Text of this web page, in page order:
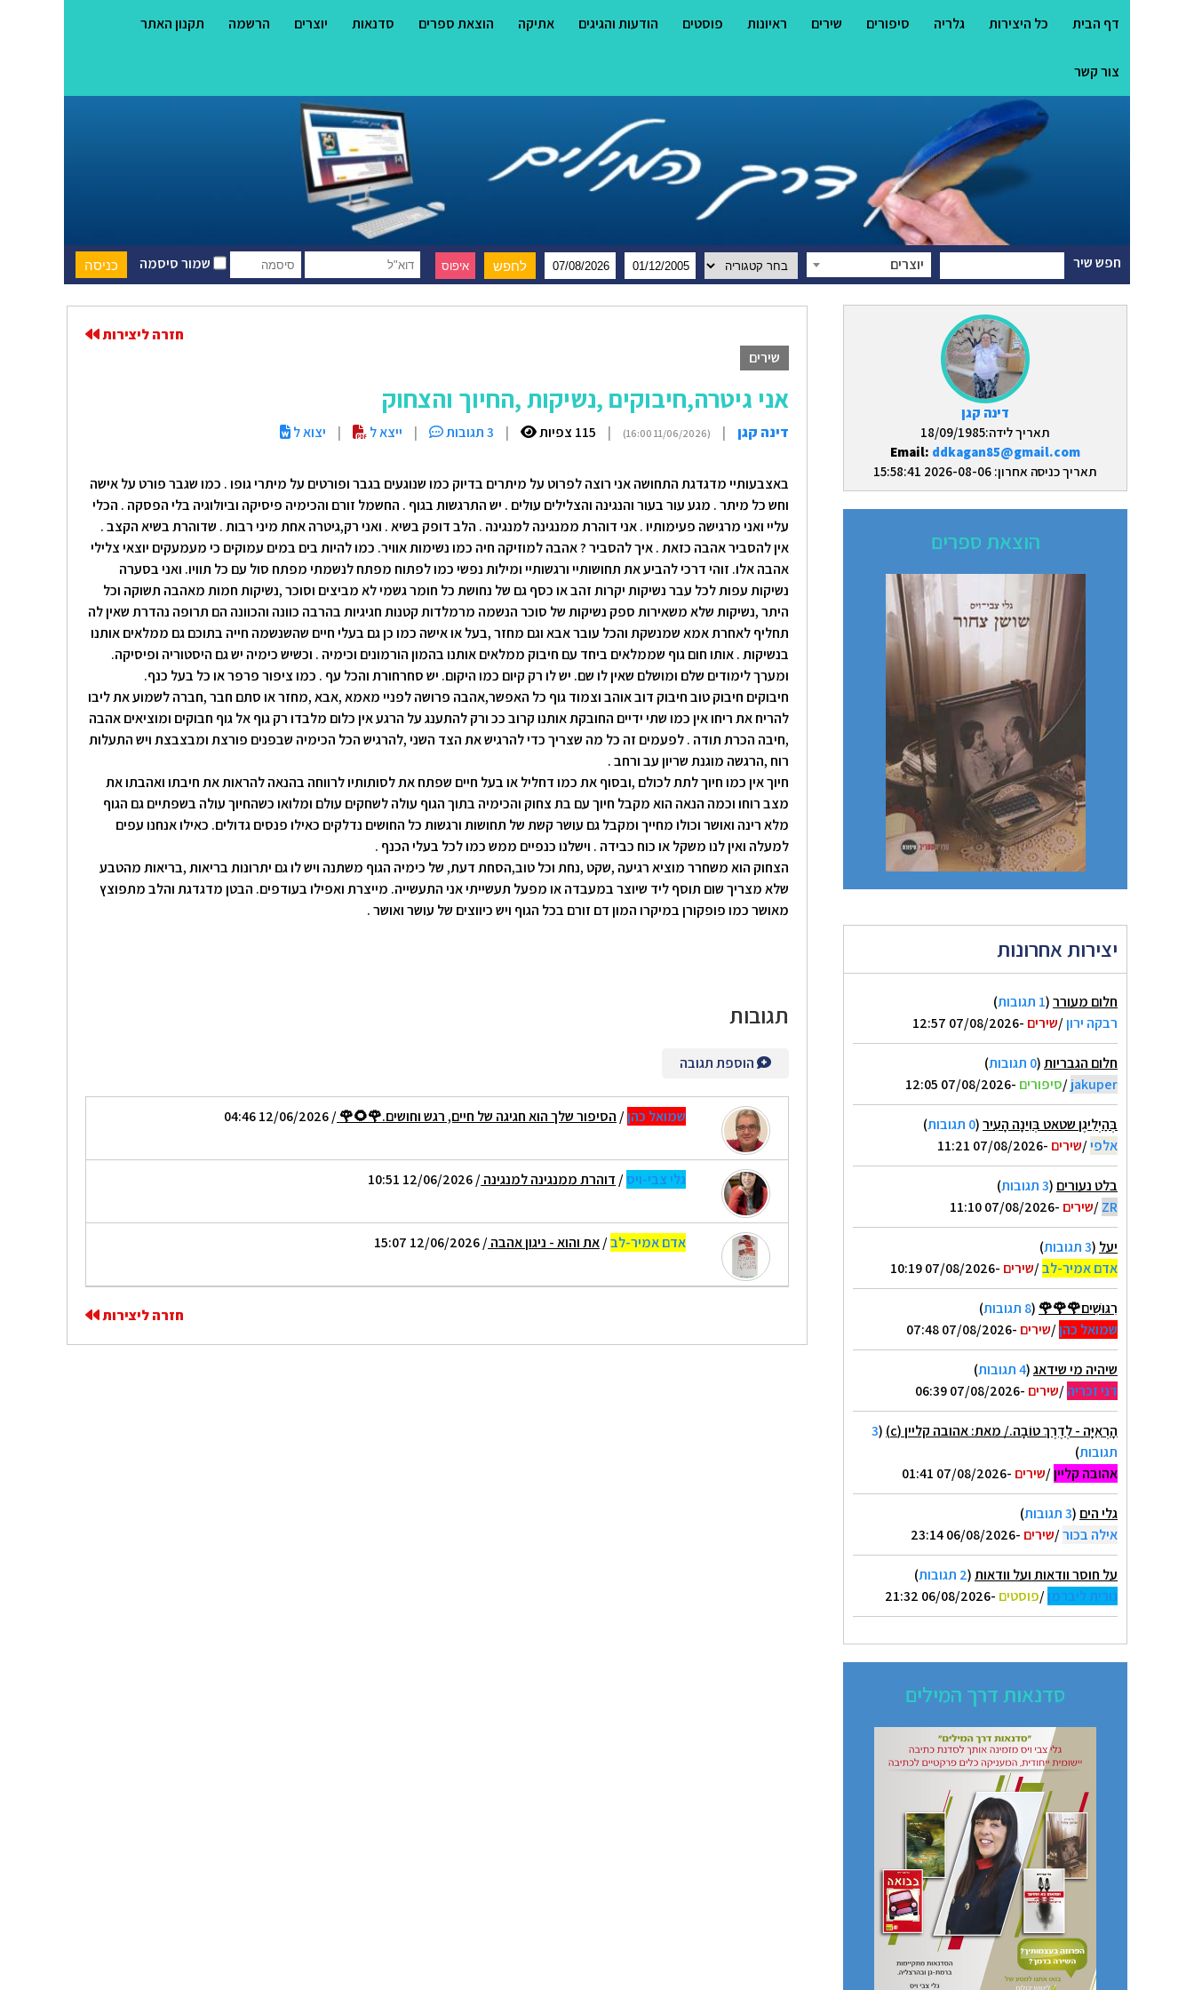
דף הבית כל היצירות גלריה סיפורים שירים ראיונות פוסטים הודעות והגיגים אתיקה הוצאת ספרים סדנאות יוצרים הרשמה תקנון האתר
צור קשר
שמור סיסמה חפש שיר יוצרים
דינה קגן
תאריך לידה:18/09/1985
Email: ddkagan85@gmail.com
תאריך כניסה אחרון: 2026-08-06 15:58:41
הוצאת ספרים
יצירות אחרונות
חלום מעורר(1 תגובות
)
רבקה ירון/שירים -07/08/2026 12:57
חלום הגבריות(0 תגובות
)
jakuper
/סיפורים -07/08/2026 12:05
בְּהַיְלִיגֶן שטאט בְּוִינָה הָעִיר(0 תגובות
)
אלפי/שירים -07/08/2026 11:21
בלט נעורים (3 תגובות
)
ZR
/שירים -07/08/2026 11:10
יעל (3 תגובות
)
אדם אמיר-לב/שירים -07/08/2026 10:19
רִגּוּשִׁים🌹🌹🌹 (8 תגובות
)
שמואל כהן/שירים -07/08/2026 07:48
שיהיה מי שידאג(4 תגובות
)
דני זכריה/שירים -07/08/2026 06:39
הָרְאִיָּה - לְדֶרֶךְ טוֹבָה./ מאת: אהובה קליין (c) (
3
תגובות)
אהובה קליין/שירים -07/08/2026 01:41
גלי הים (3 תגובות
)
אילה בכור/שירים -06/08/2026 23:14
על חוסר וודאות ועל וודאות(2 תגובות
)
נורית ליברמן/פוסטים -06/08/2026 21:32
סדנאות דרך המילים
חזרה ליצירות
שירים
אני גיטרה,חיבוקים ,נשיקות ,החיוך והצחוק
דינה קגן |
(11/06/2026 16:00)
| 115 צפיות | 3 תגובות | ייצא ל | יצוא ל
באצבעותיי מדגדגת התחושה אני רוצה לפרוט על מיתרים בדיוק כמו שנוגעים בגבר ופורטים על מיתרי גופו . כמו שגבר פורט על אישה
וחש כל מיתר . מגע עור בעור והנגינה והצלילים עולים . יש התרגשות בגוף . החשמל זורם והכימיה פיסיקה וביולוגיה בלי הפסקה . הכלי
עליי ואני מרגישה פעימותיו . אני דוהרת ממנגינה למנגינה . הלב דופק בשיא . ואני רק,גיטרה אחת מיני רבות . שדוהרת בשיא הקצב .
אין להסביר אהבה כזאת . איך להסביר ? אהבה למוזיקה חיה כמו נשימות אוויר. כמו להיות בים במים עמוקים כי מעמעקים יוצאי צלילי
אהבה אלו. זוהי דרכי להביע את תחושותיי ורגשותיי ומילות נפשי כמו לפתוח מפתח לנשמתי מפתח סול עם כל תוויו. ואני בסערה
נשיקות עפות לכל עבר נשיקות יקרות זהב או כסף גם של נחושת כל חומר גשמי לא מביצים וסוכר ,נשיקות חמות מאהבה תשוקה וכל
היתר ,נשיקות שלא משאירות ספק נשיקות של סוכר הנשמה מרמלדות קטנות חגיגיות בהרבה כוונה והכוונה הם תרופה נהדרת שאין לה
תחליף לאחרת אמא שמנשקת והכל עובר אבא וגם מחזר ,בעל או אישה כמו כן גם בעלי חיים שהשנשמה חייה בתוכם גם ממלאים אותנו
בנשיקות . אותו חום גוף שממלאים ביחד עם חיבוק ממלאים אותנו בהמון הורמונים וכימיה . וכשיש כימיה יש גם היסטוריה ופיסיקה.
ומערך לימודים שלם ומושלם שאין לו שם. יש לו רק קיום כמו היקום. יש סחרחורת והכל עף . כמו ציפור פרפר או כל בעל כנף.
חיבוקים חיבוק טוב חיבוק דוב אוהב וצמוד גוף כל האפשר,אהבה פרושה לפניי מאמא ,אבא ,מחזר או סתם חבר ,חברה לשמוע את ליבו
להריח את ריחו אין כמו שתי ידיים החובקת אותנו קרוב ככ ורק להתענג על הרגע אין כלום מלבדו רק גוף אל גוף חבוקים ומוציאים אהבה
,חיבה הכרת תודה . לפעמים זה כל מה שצריך כדי להרגיש את הצד השני ,להרגיש הכל הכימיה שבפנים פורצת ומבצבצת ויש התעלות
רוח ,הרגשה מוגנת שריון עב ורחב .
חיוך אין כמו חיוך לתת לכולם ,ובסוף את כמו דחליל או בעל חיים שפתח את לסותותיו לרווחה בהנאה להראות את חיבתו ואהבתו את
מצב רוחו וכמה הנאה הוא מקבל חיוך עם בת צחוק והכימיה בתוך הגוף עולה לשחקים עולם ומלואו כשהחיוך עולה בשפתיים גם הגוף
מלא רינה ואושר וכולו מחייך ומקבל גם עושר קשת של תחושות ורגשות כל החושים נדלקים כאילו פנסים גדולים. כאילו אנחנו עפים
למעלה ואין לנו משקל או כוח כבידה . וישלנו כנפיים ממש כמו לכל בעלי הכנף .
הצחוק הוא משחרר מוציא רגיעה ,שקט ,נחת וכל טוב,הסחת דעת, של כימיה הגוף משתנה ויש לו גם יתרונות בריאות ,בריאות מהטבע
שלא מצריך שום תוסף ליד שיוצר במעבדה או מפעל תעשייתי אני התעשייה. מייצרת ואפילו בעודפים. הבטן מדגדגת והלב מתפוצץ
מאושר כמו פופקורן במיקרו המון דם זורם בכל הגוף ויש כיווצים של עושר ואושר .
תגובות
הוספת תגובה
שמואל כהן/הסיפור שלך הוא חגיגה של חיים, רגש וחושים.🌹🌻🌹/ 12/06/2026 04:46
גלי צבי-ויס/דוהרת ממנגינה למנגינה/ 12/06/2026 10:51
אדם אמיר-לב/את והוא - ניגון אהבה/ 12/06/2026 15:07
חזרה ליצירות